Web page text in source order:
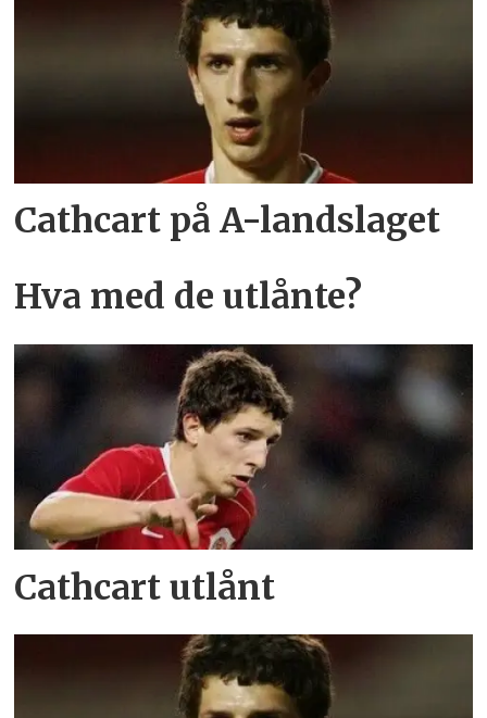
Cathcart på A-landslaget
Hva med de utlånte?
Cathcart utlånt